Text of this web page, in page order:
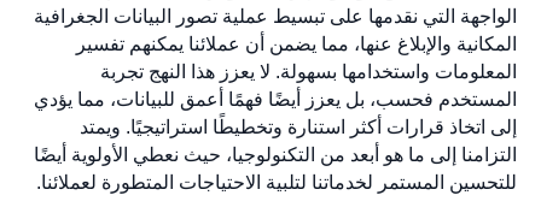
الواجهة التي نقدمها على تبسيط عملية تصور البيانات الجغرافية
المكانية والإبلاغ عنها، مما يضمن أن عملائنا يمكنهم تفسير
المعلومات واستخدامها بسهولة. لا يعزز هذا النهج تجربة
المستخدم فحسب، بل يعزز أيضًا فهمًا أعمق للبيانات، مما يؤدي
إلى اتخاذ قرارات أكثر استنارة وتخطيطًا استراتيجيًا. ويمتد
التزامنا إلى ما هو أبعد من التكنولوجيا، حيث نعطي الأولوية أيضًا
للتحسين المستمر لخدماتنا لتلبية الاحتياجات المتطورة لعملائنا.